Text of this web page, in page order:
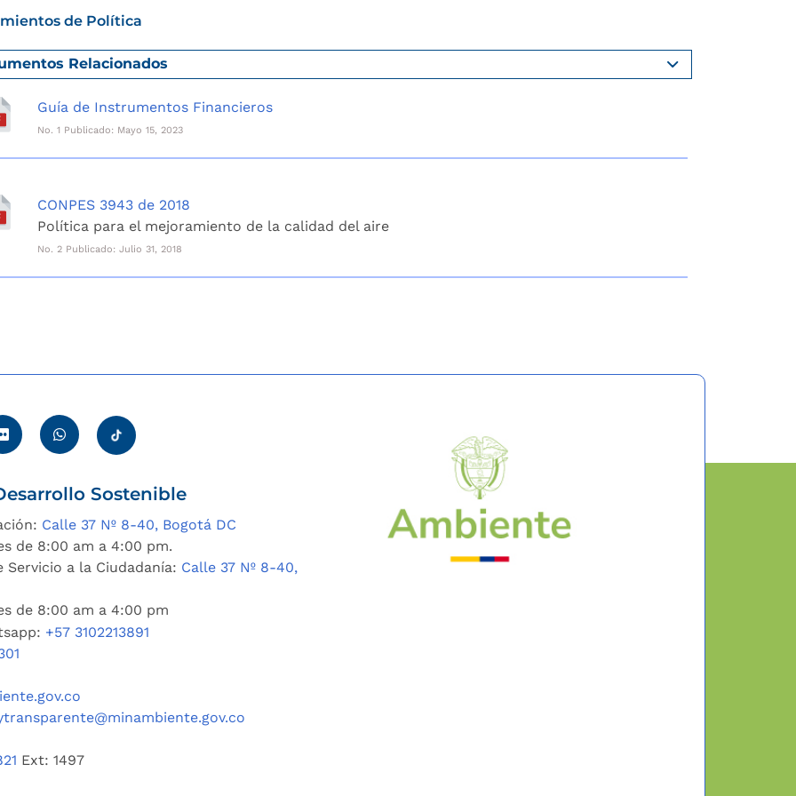
de Política
Relacionados
Guía de Instrumentos Financieros
No. 1 Publicado: Mayo 15, 2023
CONPES 3943 de 2018
Política para el mejoramiento de la calidad del aire
No. 2 Publicado: Julio 31, 2018
Sostenible
Calle 37 Nº 8-40, Bogotá DC
de 8:00 am a 4:00 pm.
a la Ciudadanía: Calle 37 Nº 8-40,
de 8:00 am a 4:00 pm
+57 3102213891
Ext: 1497